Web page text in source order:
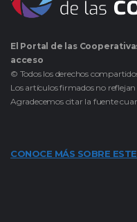
El Portal de las
acceso
© Todos los derechos
Los artículos firmados no
Agradecemos citar la fuente
CONOCE MÁS SOBRE